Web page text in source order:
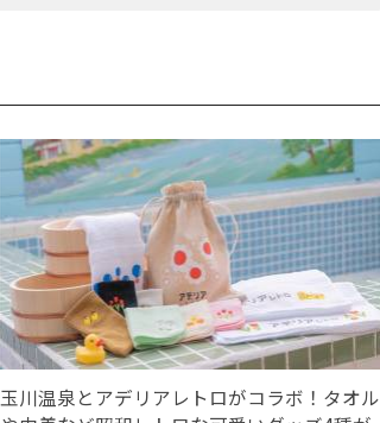
⽟川温泉とアデリアレトロがコラボ！タオル